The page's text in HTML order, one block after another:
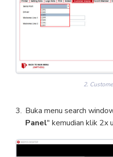
2.
Buka menu search
Panel" kemudian klik 2x